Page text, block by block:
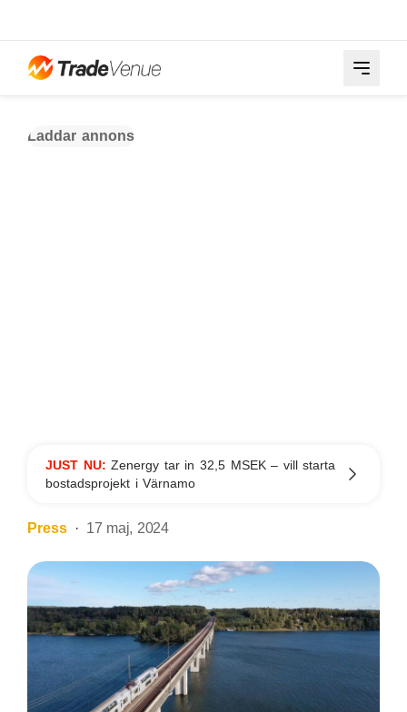
Laddar annons
JUST NU:Zenergy tar in 32,5 MSEK – vill starta
bostadsprojekt i Värnamo
Press 17 maj, 2024